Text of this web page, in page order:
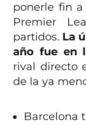
ponerle fin
Premier
partidos. La
año fue en
rival directo
de la ya
Barcelona